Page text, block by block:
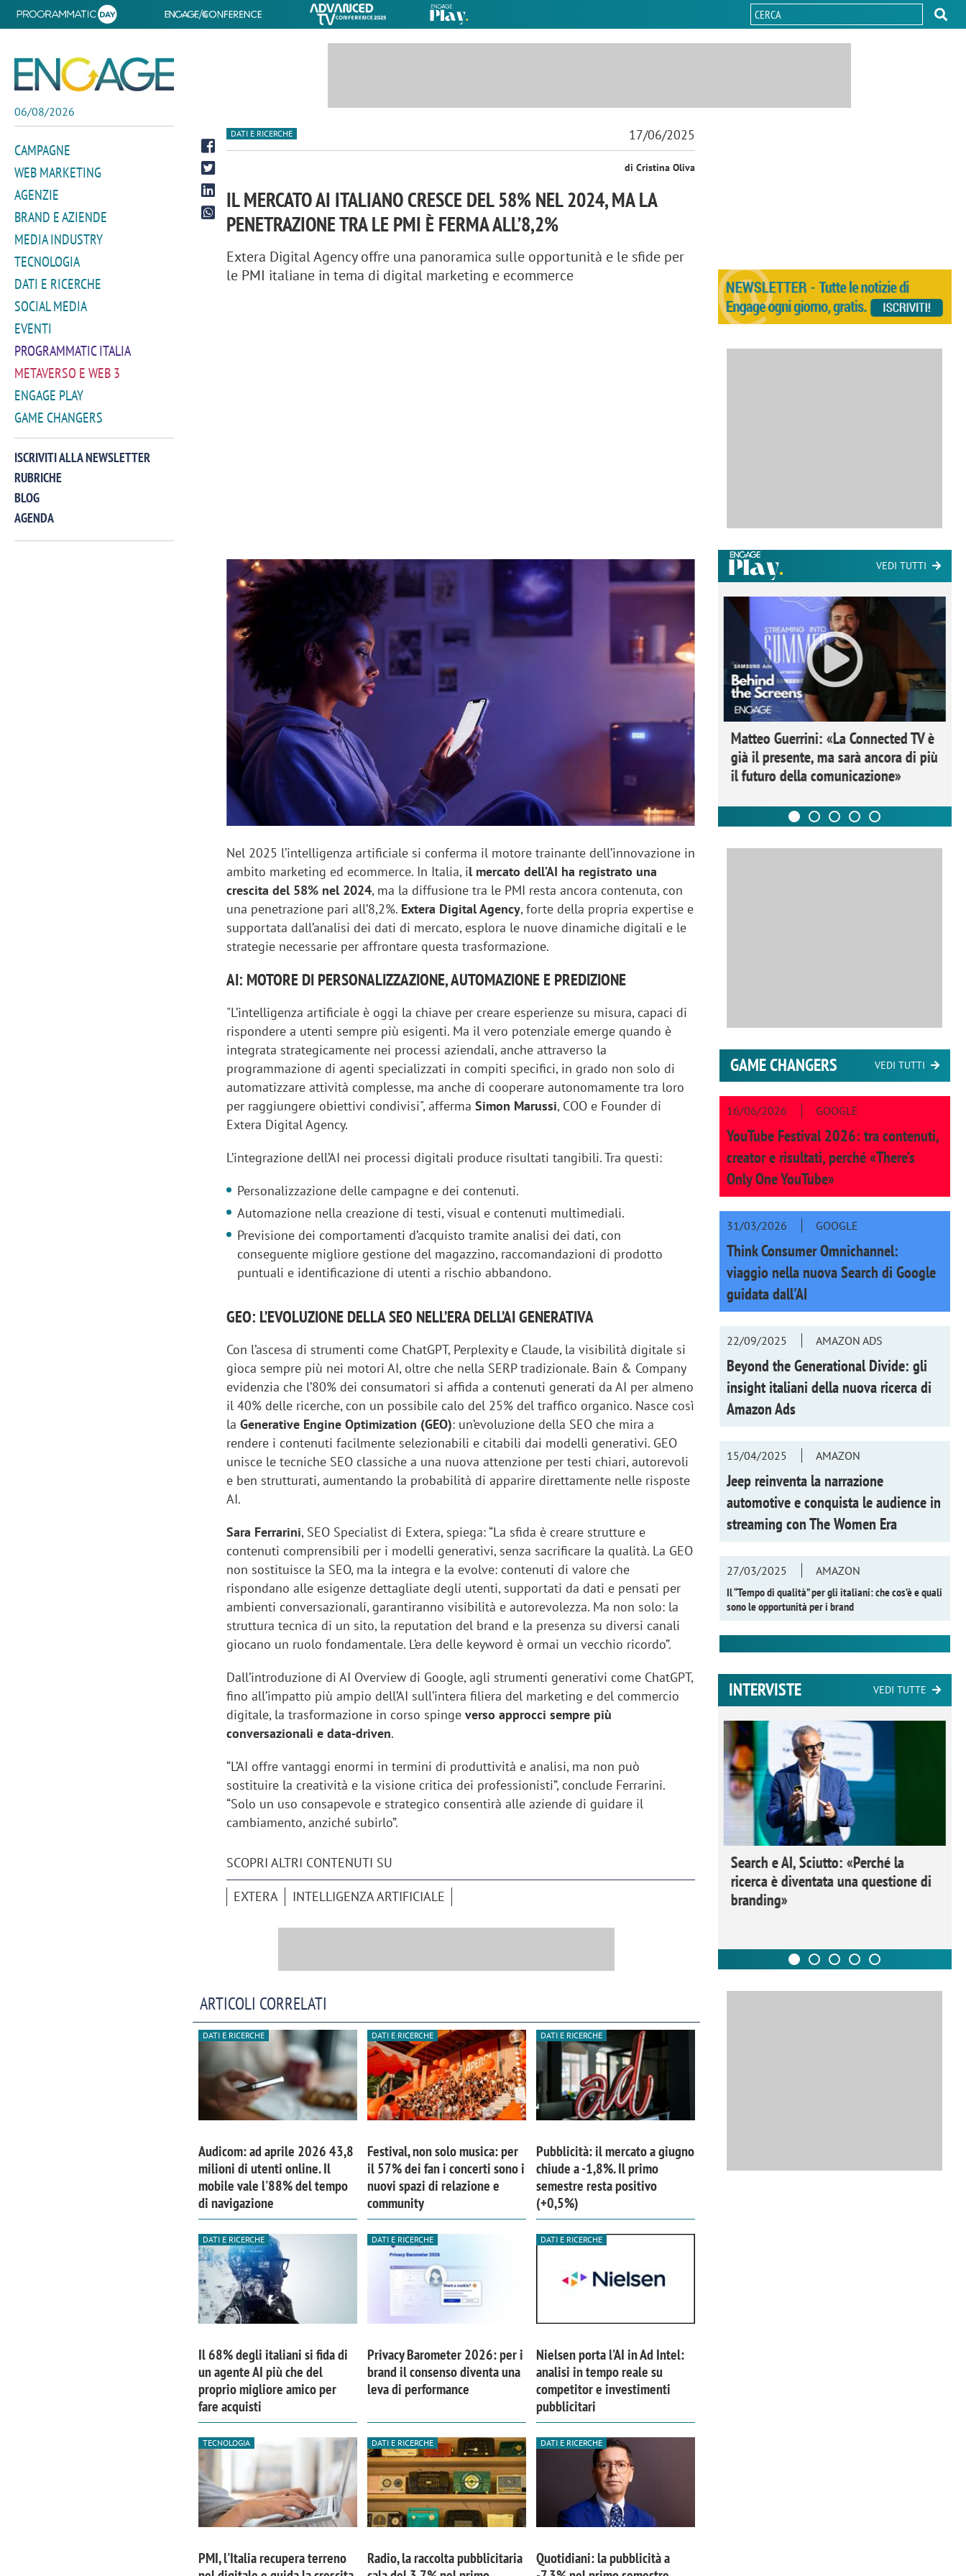
06/08/2026
CAMPAGNE
WEB MARKETING
AGENZIE
BRAND E AZIENDE
MEDIA INDUSTRY
TECNOLOGIA
DATI E RICERCHE
SOCIAL MEDIA
EVENTI
PROGRAMMATIC ITALIA
METAVERSO E WEB 3
ENGAGE PLAY
GAME CHANGERS
ISCRIVITI ALLA NEWSLETTER
RUBRICHE
BLOG
AGENDA
DATI E RICERCHE 17/06/2025
di Cristina Oliva
IL MERCATO AI ITALIANO CRESCE DEL 58% NEL 2024, MA LA
PENETRAZIONE TRA LE PMI È FERMA ALL’8,2%
Extera Digital Agency offre una panoramica sulle opportunità e le sfide per
le PMI italiane in tema di digital marketing e ecommerce
Nel 2025 l’intelligenza artificiale si conferma il motore trainante dell’innovazione in
ambito marketing ed ecommerce. In Italia, il mercato dell’AI ha registrato una
crescita del 58% nel 2024, ma la diffusione tra le PMI resta ancora contenuta, con
una penetrazione pari all’8,2%. Extera Digital Agency, forte della propria expertise e
supportata dall’analisi dei dati di mercato, esplora le nuove dinamiche digitali e le
strategie necessarie per affrontare questa trasformazione.
AI: MOTORE DI PERSONALIZZAZIONE, AUTOMAZIONE E PREDIZIONE
"L’intelligenza artificiale è oggi la chiave per creare esperienze su misura, capaci di
rispondere a utenti sempre più esigenti. Ma il vero potenziale emerge quando è
integrata strategicamente nei processi aziendali, anche attraverso la
programmazione di agenti specializzati in compiti specifici, in grado non solo di
automatizzare attività complesse, ma anche di cooperare autonomamente tra loro
per raggiungere obiettivi condivisi", affermaSimon Marussi, COO e Founder di
Extera Digital Agency.
L’integrazione dell’AI nei processi digitali produce risultati tangibili. Tra questi:
Personalizzazione delle campagne e dei contenuti.
Automazione nella creazione di testi, visual e contenuti multimediali.
Previsione dei comportamenti d’acquisto tramite analisi dei dati, con
conseguente migliore gestione del magazzino, raccomandazioni di prodotto
puntuali e identificazione di utenti a rischio abbandono.
GEO: L’EVOLUZIONE DELLA SEO NELL’ERA DELL’AI GENERATIVA
Con l’ascesa di strumenti come ChatGPT, Perplexity e Claude, la visibilità digitale si
gioca sempre più nei motori AI, oltre che nella SERP tradizionale. Bain & Company
evidenzia che l’80% dei consumatori si affida a contenuti generati da AI per almeno
il 40% delle ricerche, con un possibile calo del 25% del traffico organico. Nasce così
laGenerative Engine Optimization (GEO): un’evoluzione della SEO che mira a
rendere i contenuti facilmente selezionabili e citabili dai modelli generativi. GEO
unisce le tecniche SEO classiche a una nuova attenzione per testi chiari, autorevoli
e ben strutturati, aumentando la probabilità di apparire direttamente nelle risposte
AI.
Sara Ferrarini, SEO Specialist di Extera, spiega: “La sfida è creare strutture e
contenuti comprensibili per i modelli generativi, senza sacrificare la qualità. La GEO
non sostituisce la SEO, ma la integra e la evolve: contenuti di valore che
rispondano alle esigenze dettagliate degli utenti, supportati da dati e pensati per
ambienti conversazionali, garantiranno visibilità e autorevolezza. Ma non solo: la
struttura tecnica di un sito, la reputation del brand e la presenza su diversi canali
giocano un ruolo fondamentale. L’era delle keyword è ormai un vecchio ricordo”.
Dall’introduzione di AI Overview di Google, agli strumenti generativi come ChatGPT,
fino all’impatto più ampio dell’AI sull’intera filiera del marketing e del commercio
digitale, la trasformazione in corso spingeverso approcci sempre più
conversazionali e data-driven.
“L’AI offre vantaggi enormi in termini di produttività e analisi, ma non può
sostituire la creatività e la visione critica dei professionisti”, conclude Ferrarini.
“Solo un uso consapevole e strategico consentirà alle aziende di guidare il
cambiamento, anziché subirlo”.
SCOPRI ALTRI CONTENUTI SU
EXTERA INTELLIGENZA ARTIFICIALE
ARTICOLI CORRELATI
DATI E RICERCHE
Audicom: ad aprile 2026 43,8
milioni di utenti online. Il
mobile vale l'88% del tempo
di navigazione
DATI E RICERCHE
Festival, non solo musica: per
il 57% dei fan i concerti sono i
nuovi spazi di relazione e
community
DATI E RICERCHE
Pubblicità: il mercato a giugno
chiude a -1,8%. Il primo
semestre resta positivo
(+0,5%)
DATI E RICERCHE
Il 68% degli italiani si fida di
un agente AI più che del
proprio migliore amico per
fare acquisti
DATI E RICERCHE
Privacy Barometer 2026: per i
brand il consenso diventa una
leva di performance
DATI E RICERCHE
Nielsen porta l'AI in Ad Intel:
analisi in tempo reale su
competitor e investimenti
pubblicitari
TECNOLOGIA
PMI, l'Italia recupera terreno
DATI E RICERCHE
Radio, la raccolta pubblicitaria
DATI E RICERCHE
Quotidiani: la pubblicità a
VEDI TUTTI
Manassero, Samsung Ads: «Con Total
Perez, Samsung Ads: «L'Italia è un
mercato strategico e continuerà a
crescere»
Networking agli eventi: come la
startup Kicè punta a eliminare lo
Matteo Guerrini: «La Connected TV è
già il presente, ma sarà ancora di più
il futuro della comunicazione»
GAME CHANGERS VEDI TUTTI
16/06/2026 GOOGLE
YouTube Festival 2026: tra contenuti,
creator e risultati, perché «There’s
Only One YouTube»
31/03/2026 GOOGLE
Think Consumer Omnichannel:
viaggio nella nuova Search di Google
guidata dall'AI
22/09/2025 AMAZON ADS
Beyond the Generational Divide: gli
insight italiani della nuova ricerca di
Amazon Ads
15/04/2025 AMAZON
Jeep reinventa la narrazione
automotive e conquista le audience in
streaming conThe Women Era
27/03/2025
AMAZON
Il “Tempo di qualità” per gli italiani: che cos’è e quali
sono le opportunità per i brand
INTERVISTE VEDI TUTTE
comunicazione crea un brand food:
Emanuele Viora di Deloitte Digital:
«La creatività resta centrale, l’AI deve
amplificare il talento»
Doxa: «Non basta più descrivere i
Search e AI, Sciutto: «Perché la
ricerca è diventata una questione di
branding»